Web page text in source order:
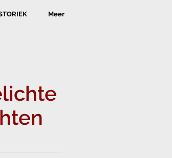
Meer